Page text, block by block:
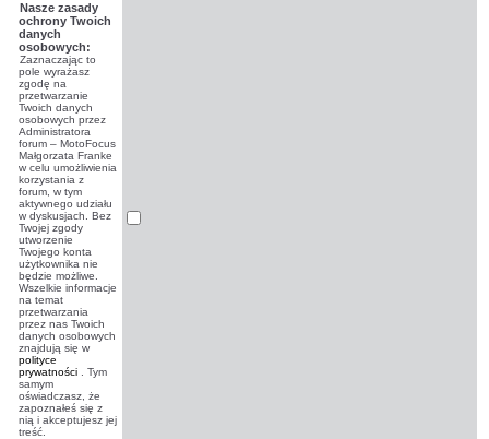
Nasze zasady
ochrony Twoich
danych
osobowych:
Zaznaczając to
pole wyrażasz
zgodę na
przetwarzanie
Twoich danych
osobowych przez
Administratora
forum – MotoFocus
Małgorzata Franke
w celu umożliwienia
korzystania z
forum, w tym
aktywnego udziału
w dyskusjach. Bez
Twojej zgody
utworzenie
Twojego konta
użytkownika nie
będzie możliwe.
Wszelkie informacje
na temat
przetwarzania
przez nas Twoich
danych osobowych
znajdują się w
polityce
prywatności . Tym
samym
oświadczasz, że
zapoznałeś się z
nią i akceptujesz jej
treść.